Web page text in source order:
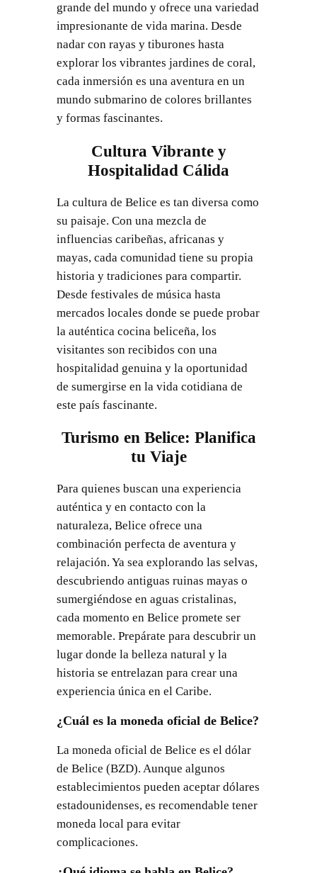
grande del mundo y ofrece una variedad
impresionante de vida marina. Desde
nadar con rayas y tiburones hasta
explorar los vibrantes jardines de coral,
cada inmersión es una aventura en un
mundo submarino de colores brillantes
y formas fascinantes.
Cultura Vibrante y
Hospitalidad Cálida
La cultura de Belice es tan diversa como
su paisaje. Con una mezcla de
influencias caribeñas, africanas y
mayas, cada comunidad tiene su propia
historia y tradiciones para compartir.
Desde festivales de música hasta
mercados locales donde se puede probar
la auténtica cocina beliceña, los
visitantes son recibidos con una
hospitalidad genuina y la oportunidad
de sumergirse en la vida cotidiana de
este país fascinante.
Turismo en Belice: Planifica
tu Viaje
Para quienes buscan una experiencia
auténtica y en contacto con la
naturaleza, Belice ofrece una
combinación perfecta de aventura y
relajación. Ya sea explorando las selvas,
descubriendo antiguas ruinas mayas o
sumergiéndose en aguas cristalinas,
cada momento en Belice promete ser
memorable. Prepárate para descubrir un
lugar donde la belleza natural y la
historia se entrelazan para crear una
experiencia única en el Caribe.
¿Cuál es la moneda oficial de Belice?
La moneda oficial de Belice es el dólar
de Belice (BZD). Aunque algunos
establecimientos pueden aceptar dólares
estadounidenses, es recomendable tener
moneda local para evitar
complicaciones.